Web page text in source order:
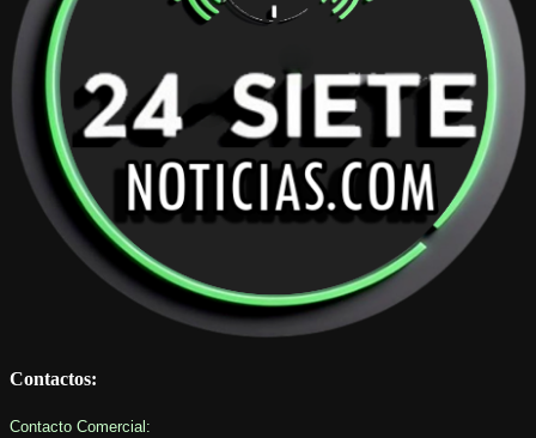
Contactos:
Contacto Comercial: